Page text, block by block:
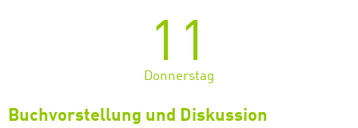
11
Donnerstag
Buchvorstellung und Diskussion